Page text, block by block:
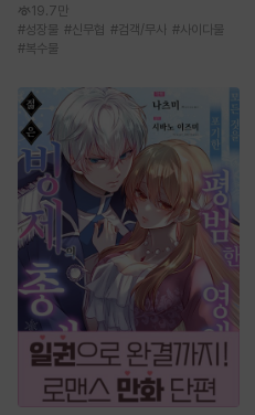
19.7만
#성장물 #신무협 #검객/무사 #사이다물
#복수물